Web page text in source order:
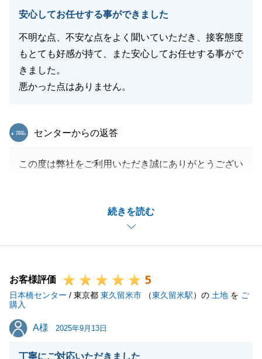
安心してお任せする事ができました
不明な点、不安な点をよく聞いていただき、接客態度
もとても好感が持て、また安心してお任せする事がで
きました。
悪かった点はありません。
続きを読む
東急リバブル
センターからの返答
この度は弊社をご利用いただき誠にありがとうござい
また不動産の事で何かお困りの事がございましたら、
お気軽にご相談下さい。
お客様評価 5
日本橋センター / 東京都 東久留米市 （東久留米駅）の 土地 を ご
購入
A様
A様 2025年9月13日
丁寧にご対応いただきました